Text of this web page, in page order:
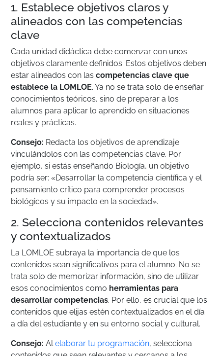
1. Establece objetivos claros y
alineados con las competencias
clave
Cada unidad didáctica debe comenzar con unos
objetivos claramente definidos. Estos objetivos deben
estar alineados con las competencias clave que
establece la LOMLOE. Ya no se trata solo de enseñar
conocimientos teóricos, sino de preparar a los
alumnos para aplicar lo aprendido en situaciones
reales y prácticas.
Consejo: Redacta los objetivos de aprendizaje
vinculándolos con las competencias clave. Por
ejemplo, si estás enseñando Biología, un objetivo
podría ser: «Desarrollar la competencia científica y el
pensamiento crítico para comprender procesos
biológicos y su impacto en la sociedad».
2. Selecciona contenidos relevantes
y contextualizados
La LOMLOE subraya la importancia de que los
contenidos sean significativos para el alumno. No se
trata solo de memorizar información, sino de utilizar
esos conocimientos como herramientas para
desarrollar competencias. Por ello, es crucial que los
contenidos que elijas estén contextualizados en el día
a día del estudiante y en su entorno social y cultural.
Consejo: Alelaborar tu programación, selecciona